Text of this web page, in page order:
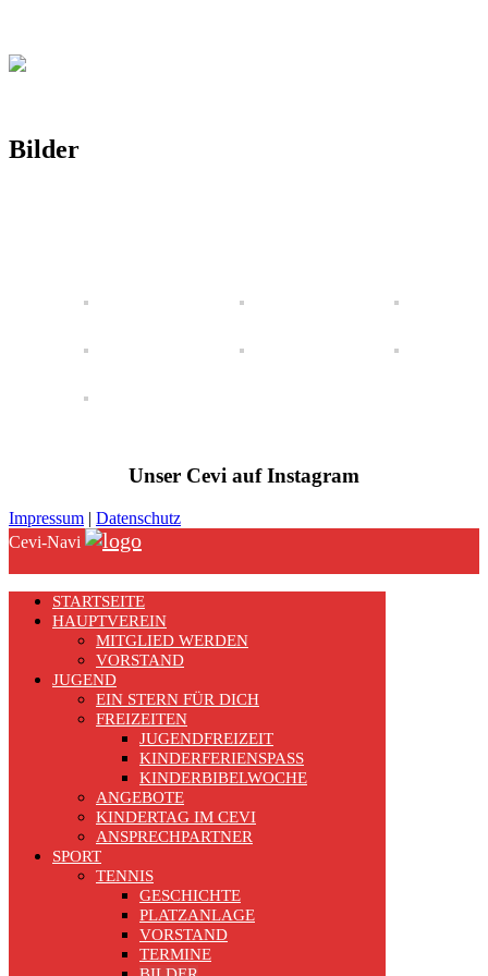
Bilder
Unser Cevi auf Instagram
Impressum | Datenschutz
Cevi-Navi
STARTSEITE
HAUPTVEREIN
MITGLIED WERDEN
VORSTAND
JUGEND
EIN STERN FÜR DICH
FREIZEITEN
JUGENDFREIZEIT
KINDERFERIENSPASS
KINDERBIBELWOCHE
ANGEBOTE
KINDERTAG IM CEVI
ANSPRECHPARTNER
SPORT
TENNIS
GESCHICHTE
PLATZANLAGE
VORSTAND
TERMINE